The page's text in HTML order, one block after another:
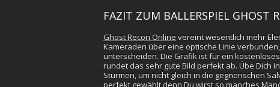
FAZIT ZUM BALLERSPIEL GHOST
Ghost Recon Online vereint wesentlich mehr
Kameraden über eine optische Linie
unterscheiden. Die Grafik ist für ein
rundet das sehr gute Bild perfekt ab. Übe Dich
Stürmen, um nicht gleich in die gegnerischen
perfekt gewählt denn Du wirst so manches